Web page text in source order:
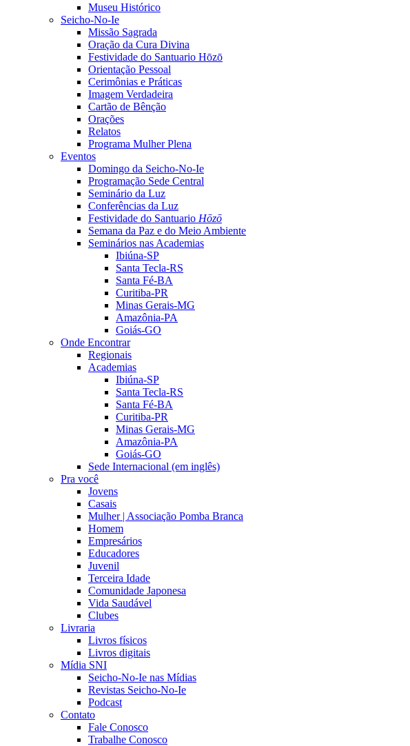
Museu Histórico
Seicho-No-Ie
Missão Sagrada
Oração da Cura Divina
Festividade do Santuario Hōzō
Orientação Pessoal
Cerimônias e Práticas
Imagem Verdadeira
Cartão de Bênção
Orações
Relatos
Programa Mulher Plena
Eventos
Domingo da Seicho-No-Ie
Programação Sede Central
Seminário da Luz
Conferências da Luz
Festividade do Santuario Hōzō
Semana da Paz e do Meio Ambiente
Seminários nas Academias
Ibiúna-SP
Santa Tecla-RS
Santa Fé-BA
Curitiba-PR
Minas Gerais-MG
Amazônia-PA
Goiás-GO
Onde Encontrar
Regionais
Academias
Ibiúna-SP
Santa Tecla-RS
Santa Fé-BA
Curitiba-PR
Minas Gerais-MG
Amazônia-PA
Goiás-GO
Sede Internacional (em inglês)
Pra você
Jovens
Casais
Mulher | Associação Pomba Branca
Homem
Empresários
Educadores
Juvenil
Terceira Idade
Comunidade Japonesa
Vida Saudável
Clubes
Livraria
Livros físicos
Livros digitais
Mídia SNI
Seicho-No-Ie nas Mídias
Revistas Seicho-No-Ie
Podcast
Contato
Fale Conosco
Trabalhe Conosco